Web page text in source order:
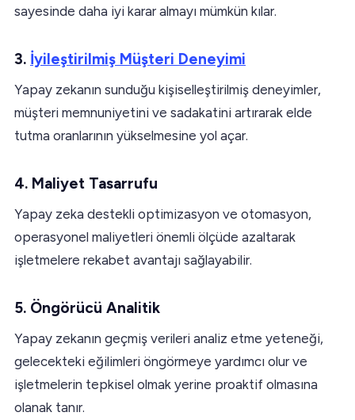
sayesinde daha iyi karar almayı mümkün kılar.
3. İyileştirilmiş Müşteri Deneyimi
Yapay zekanın sunduğu kişiselleştirilmiş deneyimler,
müşteri memnuniyetini ve sadakatini artırarak elde
tutma oranlarının yükselmesine yol açar.
4. Maliyet Tasarrufu
Yapay zeka destekli optimizasyon ve otomasyon,
operasyonel maliyetleri önemli ölçüde azaltarak
işletmelere rekabet avantajı sağlayabilir.
5. Öngörücü Analitik
Yapay zekanın geçmiş verileri analiz etme yeteneği,
gelecekteki eğilimleri öngörmeye yardımcı olur ve
işletmelerin tepkisel olmak yerine proaktif olmasına
olanak tanır.